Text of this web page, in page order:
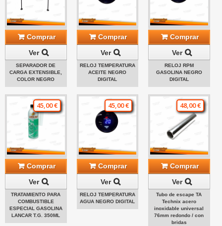
Comprar
Ver
SEPARADOR DE
CARGA EXTENSIBLE,
COLOR NEGRO
Comprar
Ver
RELOJ TEMPERATURA
ACEITE NEGRO
DIGITAL
Comprar
Ver
RELOJ RPM
GASOLINA NEGRO
DIGITAL
45,00 €
Comprar
Ver
TRATAMIENTO PARA
COMBUSTIBLE
ESPECIAL GASOLINA
LANCAR T.G. 350ML
45,00 €
Comprar
Ver
RELOJ TEMPERATURA
AGUA NEGRO DIGITAL
48,00 €
Comprar
Ver
Tubo de escape TA
Technix acero
inoxidable universal
76mm redondo / con
bridas